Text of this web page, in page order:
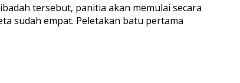
tersebut, panitia akan memulai secara
sudah empat. Peletakan batu pertama